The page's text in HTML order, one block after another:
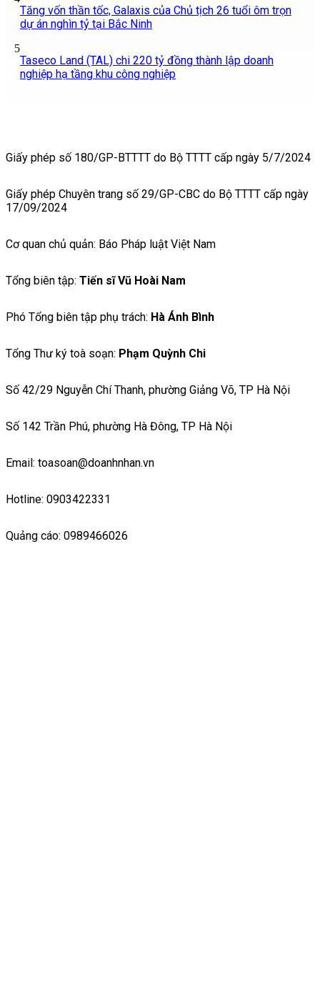
Tăng vốn thần tốc, Galaxis của Chủ tịch 26 tuổi ôm trọn
dự án nghìn tỷ tại Bắc Ninh
5
Taseco Land (TAL) chi 220 tỷ đồng thành lập doanh
nghiệp hạ tầng khu công nghiệp
Giấy phép số 180/GP-BTTTT do Bộ TTTT cấp ngày 5/7/2024
Giấy phép Chuyên trang số 29/GP-CBC do Bộ TTTT cấp ngày
17/09/2024
Cơ quan chủ quản: Báo Pháp luật Việt Nam
Tổng biên tập: Tiến sĩ Vũ Hoài Nam
Phó Tổng biên tập phụ trách: Hà Ánh Bình
Tổng Thư ký toà soạn: Phạm Quỳnh Chi
Số 42/29 Nguyễn Chí Thanh, phường Giảng Võ, TP Hà Nội
Số 142 Trần Phú, phường Hà Đông, TP Hà Nội
Email: toasoan@doanhnhan.vn
Hotline: 0903422331
Quảng cáo: 0989466026